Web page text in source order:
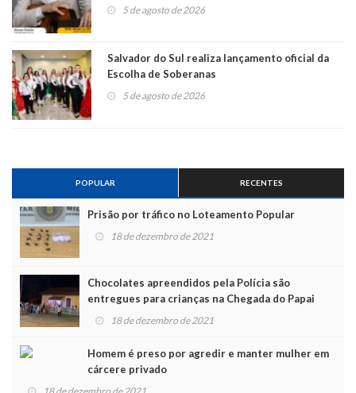
5 de agosto de 2026
Salvador do Sul realiza lançamento oficial da
Escolha de Soberanas
5 de agosto de 2026
POPULAR RECENTES
Prisão por tráfico no Loteamento Popular
18 de dezembro de 2021
Chocolates apreendidos pela Polícia são
entregues para crianças na Chegada do Papai
Noel 18 de dezembro de 2021
Homem é preso por agredir e manter mulher em
cárcere privado